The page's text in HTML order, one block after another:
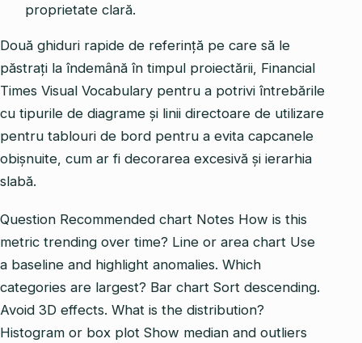
proprietate clară.
Două ghiduri rapide de referință pe care să le
păstrați la îndemână în timpul proiectării, Financial
Times Visual Vocabulary pentru a potrivi întrebările
cu tipurile de diagrame și linii directoare de utilizare
pentru tablouri de bord pentru a evita capcanele
obișnuite, cum ar fi decorarea excesivă și ierarhia
slabă.
Question Recommended chart Notes How is this
metric trending over time? Line or area chart Use
a baseline and highlight anomalies. Which
categories are largest? Bar chart Sort descending.
Avoid 3D effects. What is the distribution?
Histogram or box plot Show median and outliers